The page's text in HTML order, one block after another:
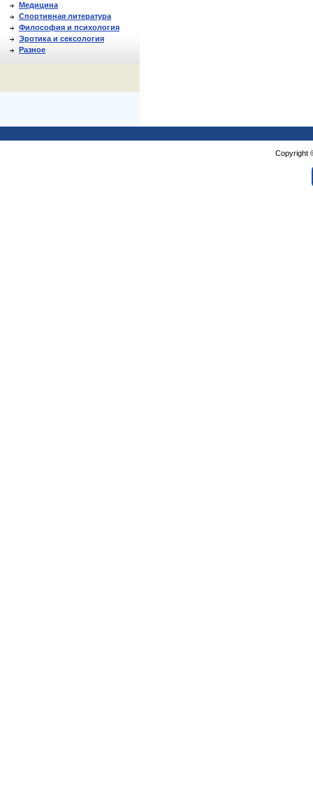
Медицина
Спортивная литература
Философия и психология
Эротика и сексология
Разное
Copyright